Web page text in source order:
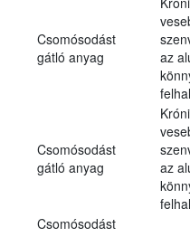
Csomósodást
gátló anyag
az
Csomósodást
gátló anyag
az
Csomósodást